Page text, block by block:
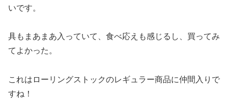
いです。
具もまあまあ入っていて、食べ応えも感じるし、買ってみ
てよかった。
これはローリングストックのレギュラー商品に仲間入りで
すね！